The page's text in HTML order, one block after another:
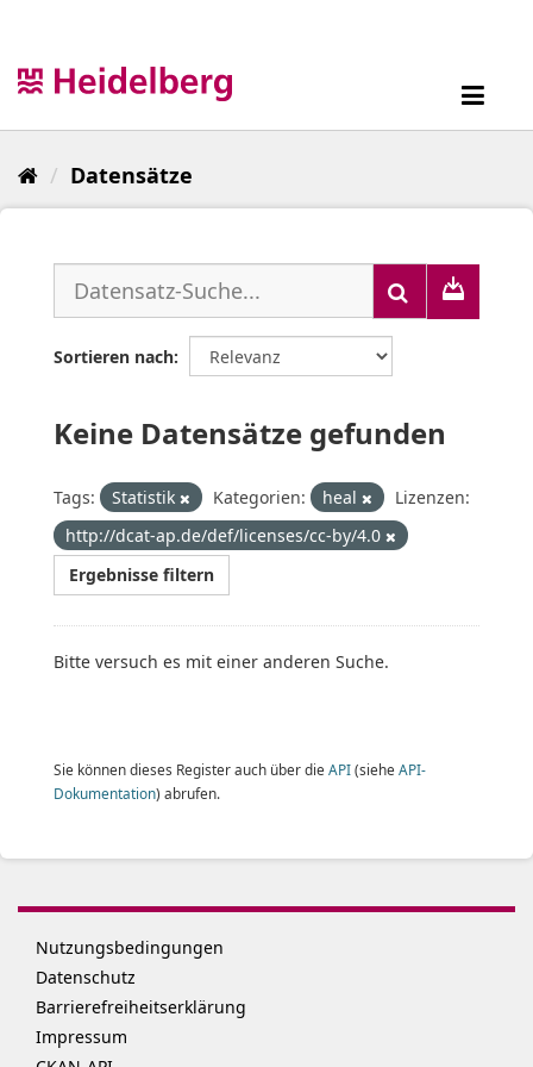
Datensätze
Sortieren nach
Keine Datensätze gefunden
Tags: Statistik Kategorien: heal
Lizenzen:
http://dcat-ap.de/def/licenses/cc-by/4.0
Ergebnisse filtern
Bitte versuch es mit einer anderen Suche.
Sie können dieses Register auch über die API(siehe API-
Dokumentation) abrufen.
Nutzungsbedingungen
Datenschutz
Barrierefreiheitserklärung
Impressum